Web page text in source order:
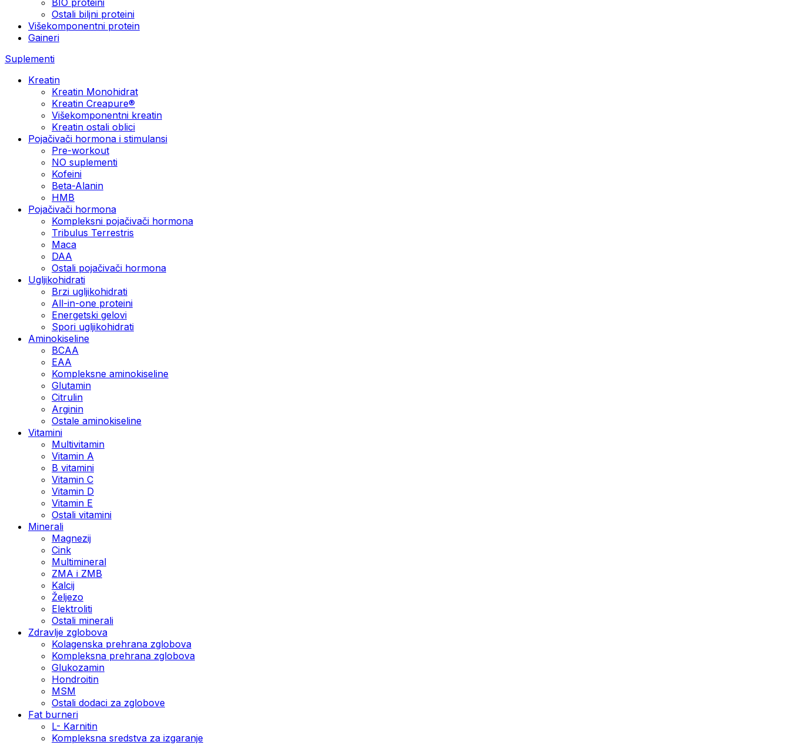
Ostali biljni proteini
Višekomponentni protein
Gaineri
Suplementi
Kreatin
Kreatin Monohidrat
Kreatin Creapure®
Višekomponentni kreatin
Kreatin ostali oblici
Pojačivači hormona i stimulansi
Pre-workout
NO suplementi
Kofeini
Beta-Alanin
HMB
Pojačivači hormona
Kompleksni pojačivači hormona
Tribulus Terrestris
Maca
DAA
Ostali pojačivači hormona
Ugljikohidrati
Brzi ugljikohidrati
All-in-one proteini
Energetski gelovi
Spori ugljikohidrati
Aminokiseline
BCAA
EAA
Kompleksne aminokiseline
Glutamin
Citrulin
Arginin
Ostale aminokiseline
Vitamini
Multivitamin
Vitamin A
B vitamini
Vitamin C
Vitamin D
Vitamin E
Ostali vitamini
Minerali
Magnezij
Cink
Multimineral
ZMA i ZMB
Kalcij
Željezo
Elektroliti
Ostali minerali
Zdravlje zglobova
Kolagenska prehrana zglobova
Kompleksna prehrana zglobova
Glukozamin
Hondroitin
MSM
Ostali dodaci za zglobove
Fat burneri
L- Karnitin
Kompleksna sredstva za izgaranje